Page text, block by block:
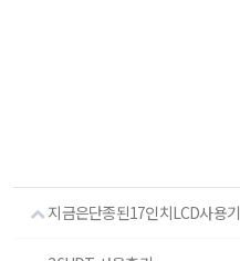
지금은단종된17인치LCD사용기